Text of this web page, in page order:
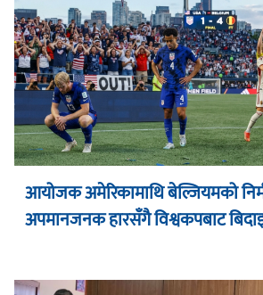
आयोजक अमेरिकामाथि बेल्जियमको
अपमानजनक हारसँगै विश्वकपबाट